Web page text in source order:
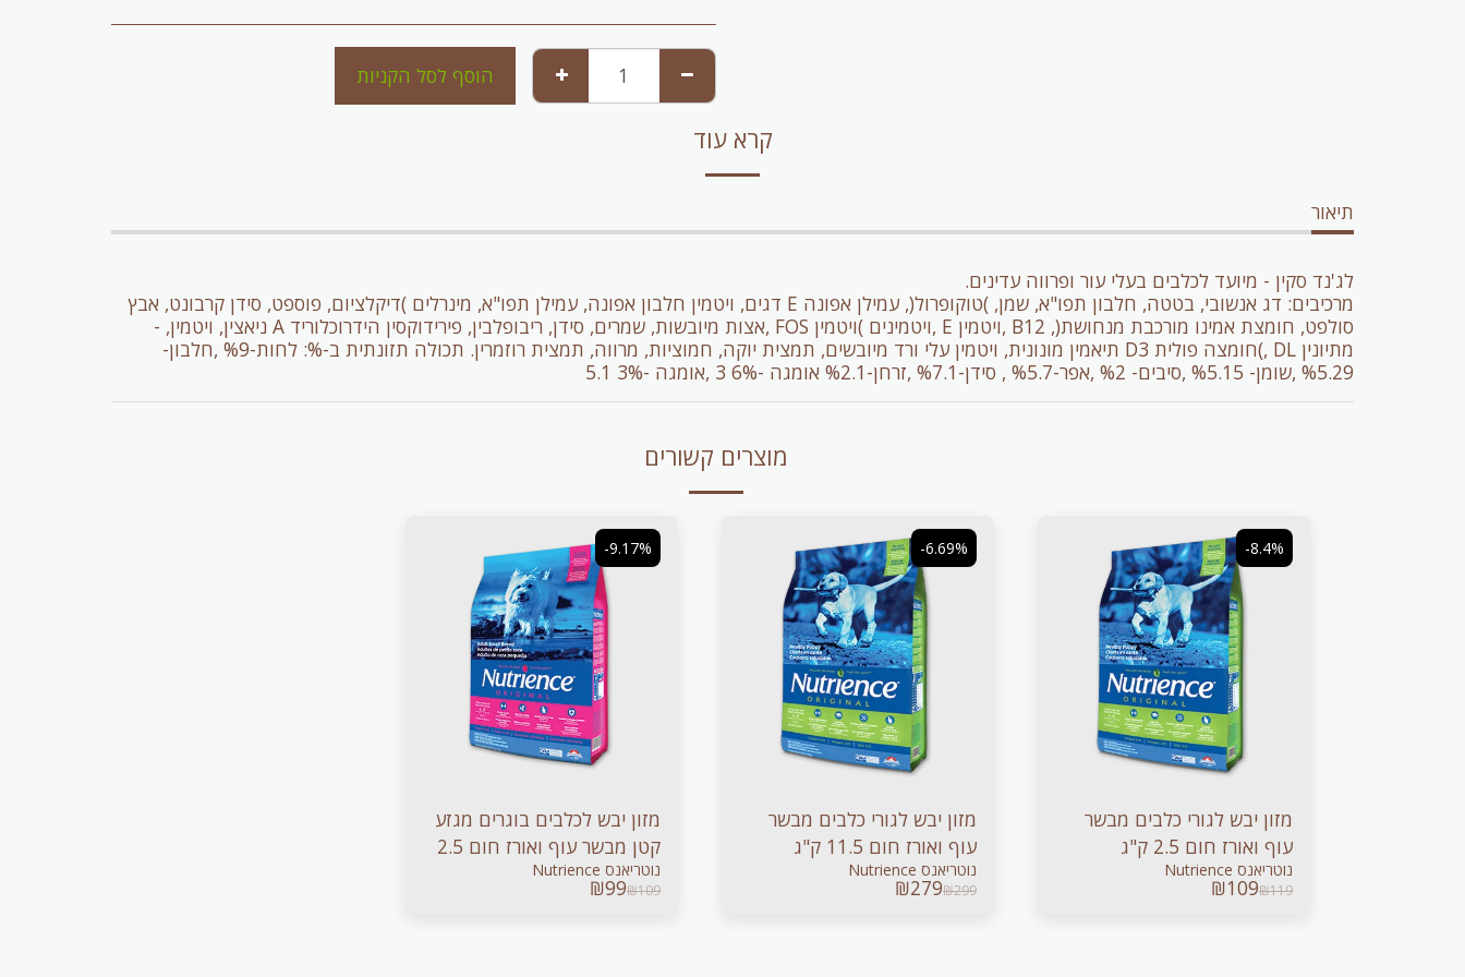
הוסף לסל הקניות
קרא עוד
תיאור
לג'נד סקין - מיועד לכלבים בעלי עור ופרווה עדינים.
מרכיבים: דג אנשובי, בטטה, חלבון תפו"א, שמן, )טוקופרול(, עמילן אפונה E דגים, ויטמין חלבון אפונה, עמילן תפו"א, מינרלים )דיקלציום, פוספט, סידן קרבונט, אבץ
סולפט, חומצת אמינו מורכבת מנחושת(, B12 ,ויטמין E ,ויטמינים )ויטמין FOS ,אצות מיובשות, שמרים, סידן, ריבופלבין, פירידוקסין הידרוכלוריד A ניאצין, ויטמין, -
מתיונין DL ,)חומצה פולית D3 תיאמין מונונית, ויטמין עלי ורד מיובשים, תמצית יוקה, חמוציות, מרווה, תמצית רוזמרין. תכולה תזונתית ב-%: לחות-%9 ,חלבון-
%5.29 ,שומן- %5.15 ,סיבים- %2 ,אפר-%5.7 , סידן-%7.1 ,זרחן-%2.1 אומגה -6% 3 ,אומגה -3% 5.1
מוצרים קשורים
-8.4%
מזון יבש לגורי כלבים מבשר
עוף ואורז חום 2.5 ק"ג
נוטריאנס Nutrience
₪119
₪109
-6.69%
מזון יבש לגורי כלבים מבשר
עוף ואורז חום 11.5 ק"ג
נוטריאנס Nutrience
₪299
₪279
-9.17%
מזון יבש לכלבים בוגרים מגזע
קטן מבשר עוף ואורז חום 2.5
ק"ג
נוטריאנס Nutrience
₪109
₪99